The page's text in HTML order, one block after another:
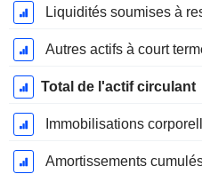
Liquidités soumises à
Autres actifs à court
Total de l'actif circulant
Immobilisations
Amortissements